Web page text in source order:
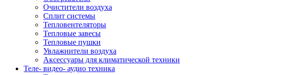
Очистители воздуха
Сплит системы
Тепловентеляторы
Тепловые завесы
Тепловые пушки
Увлажнители воздуха
Аксессуары для климатической техники
Теле- видео- аудио техника